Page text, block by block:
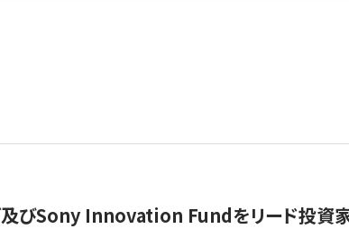
及びSony Innovation Fundをリード投資